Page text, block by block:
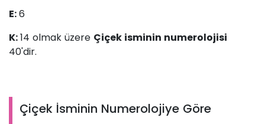
E:6
K:14 olmak üzere Çiçek isminin numerolojisi
40'dir.
Çiçek İsminin Numerolojiye Göre